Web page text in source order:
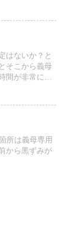
はないか？と
そこから義母
間が非常に苦
所は義母専用
から黒ずみが